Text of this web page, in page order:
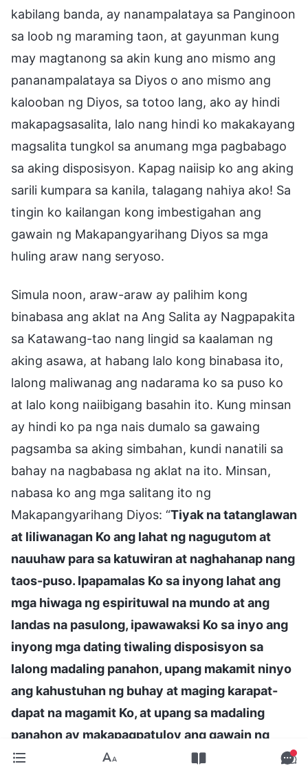
kabilang banda, ay nanampalataya sa Panginoon
sa loob ng maraming taon, at gayunman kung
may magtanong sa akin kung ano mismo ang
pananampalataya sa Diyos o ano mismo ang
kalooban ng Diyos, sa totoo lang, ako ay hindi
makapagsasalita, lalo nang hindi ko makakayang
magsalita tungkol sa anumang mga pagbabago
sa aking disposisyon. Kapag naiisip ko ang aking
sarili kumpara sa kanila, talagang nahiya ako! Sa
tingin ko kailangan kong imbestigahan ang
gawain ng Makapangyarihang Diyos sa mga
huling araw nang seryoso.
Simula noon, araw-araw ay palihim kong
binabasa ang aklat na Ang Salita ay Nagpapakita
sa Katawang-tao nang lingid sa kaalaman ng
aking asawa, at habang lalo kong binabasa ito,
lalong maliwanag ang nadarama ko sa puso ko
at lalo kong naiibigang basahin ito. Kung minsan
ay hindi ko pa nga nais dumalo sa gawaing
pagsamba sa aking simbahan, kundi nanatili sa
bahay na nagbabasa ng aklat na ito. Minsan,
nabasa ko ang mga salitang ito ng
Makapangyarihang Diyos: “Tiyak na tatanglawan
at liliwanagan Ko ang lahat ng nagugutom at
nauuhaw para sa katuwiran at naghahanap nang
taos-puso. Ipapamalas Ko sa inyong lahat ang
mga hiwaga ng espirituwal na mundo at ang
landas na pasulong, ipawawaksi Ko sa inyo ang
inyong mga dating tiwaling disposisyon sa
lalong madaling panahon, upang makamit ninyo
ang kahustuhan ng buhay at maging karapat-
dapat na magamit Ko, at upang sa madaling
panahon ay makapagpatuloy ang gawain ng
ebanghelyo nang walang sagabal. Saka lamang